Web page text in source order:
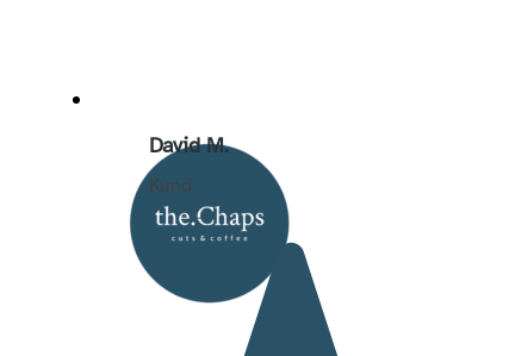
David M.
Kund